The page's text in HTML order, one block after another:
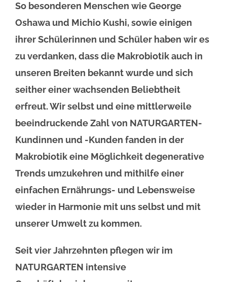
So besonderen Menschen wie George
Oshawa und Michio Kushi, sowie einigen
ihrer Schülerinnen und Schüler haben wir es
zu verdanken, dass die Makrobiotik auch in
unseren Breiten bekannt wurde und sich
seither einer wachsenden Beliebtheit
erfreut. Wir selbst und eine mittlerweile
beeindruckende Zahl von NATURGARTEN-
Kundinnen und -Kunden fanden in der
Makrobiotik eine Möglichkeit degenerative
Trends umzukehren und mithilfe einer
einfachen Ernährungs- und Lebensweise
wieder in Harmonie mit uns selbst und mit
unserer Umwelt zu kommen.
Seit vier Jahrzehnten pflegen wir im
NATURGARTEN intensive